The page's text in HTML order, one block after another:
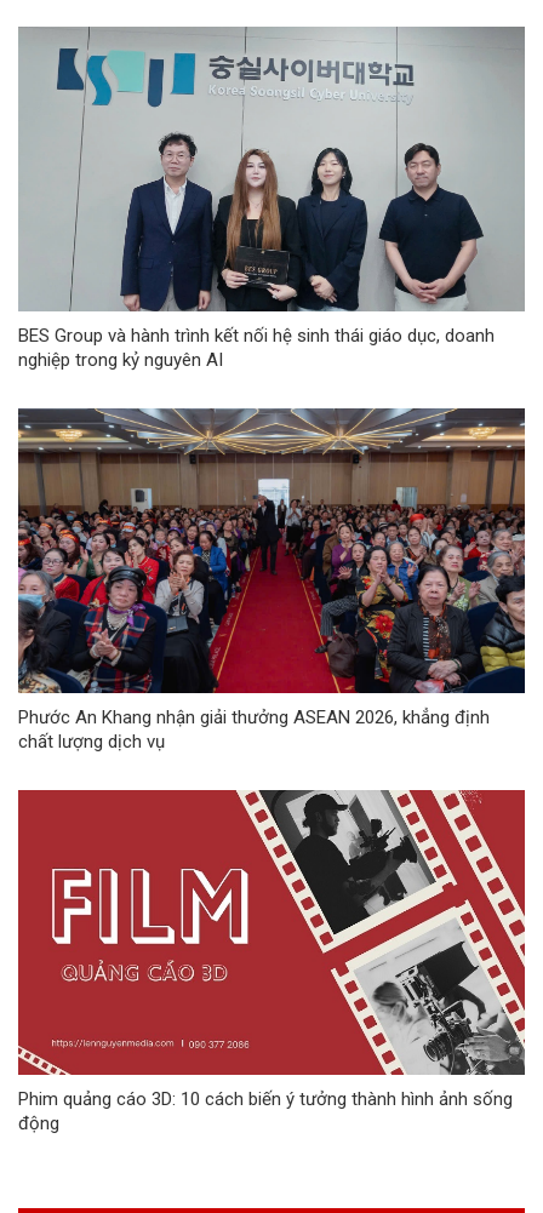
BES Group và hành trình kết nối hệ sinh thái giáo dục, doanh
nghiệp trong kỷ nguyên AI
Phước An Khang nhận giải thưởng ASEAN 2026, khẳng định
chất lượng dịch vụ
Phim quảng cáo 3D: 10 cách biến ý tưởng thành hình ảnh sống
động